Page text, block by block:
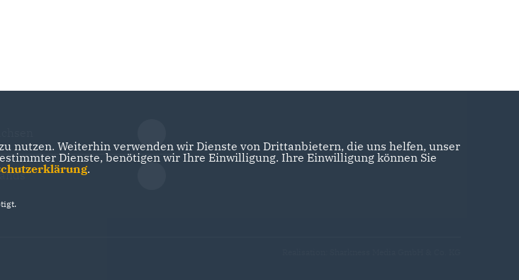
nutzen. Weiterhin verwenden wir Dienste von Drittanbietern, die uns helfen, unser
Dienste, benötigen wir Ihre Einwilligung. Ihre Einwilligung können Sie
.